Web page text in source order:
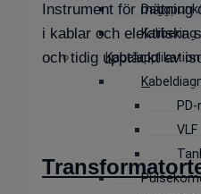
VLF
Instrument för mätning
i kablar och elektriska
och tidig upptäckt av